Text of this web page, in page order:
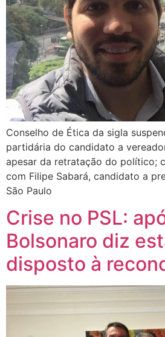
Conselho de Ética da sigla
partidária do candidato a
apesar da retratação do político;
com Filipe Sabará, candidato a
São Paulo
Crise no PSL:
Bolsonaro diz
disposto à